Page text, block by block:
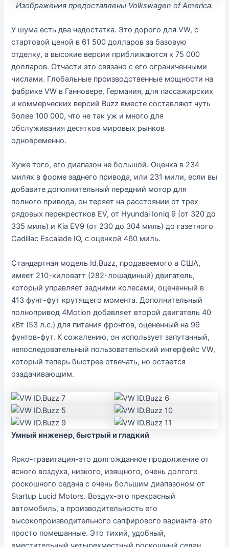
Изображения предоставлены Volkswagen of America.
У шума есть два недостатка. Это дорого для VW, с
стартовой ценой в 61 500 долларов за базовую
отделку, а высокие версии приближаются к 75 000
долларов. Отчасти это связано с его ограниченными
числами. Глобальные производственные мощности на
фабрике VW в Ганновере, Германия, для пассажирских
и коммерческих версий Buzz вместе составляют чуть
более 100 000, что не так уж и много для
обслуживания десятков мировых рынков
одновременно.
Хуже того, его диапазон не большой. Оценка в 234
милях в форме заднего привода, или 231 мили, если вы
добавите дополнительный передний мотор для
полного привода, он теряет на расстоянии от трех
рядовых перекрестков EV, от Hyundai Ioniq 9 (от 320 до
335 миль) и Kia EV9 (от 230 до 304 миль) до газетного
Cadillac Escalade IQ, с оценкой 460 миль.
Стандартная модель Id.Buzz, продаваемого в США,
имеет 210-киловатт (282-лошадиный) двигатель,
который управляет задними колесами, оцененный в
413 фунт-фут крутящего момента. Дополнительный
полнопривод 4Motion добавляет второй двигатель 40
кВт (53 л.с.) для питания фронтов, оцененный на 99
фунтов-фут. К сожалению, он использует запутанный,
непоследовательный пользовательский интерфейс VW,
который теперь быстрее отвечать, но остается
озадачивающим.
Умный инженер, быстрый и гладкий
Ярко-гравитация-это долгожданное продолжение от
ясного воздуха, низкого, изящного, очень долгого
роскошного седана с очень большим диапазоном от
Startup Lucid Motors. Воздух-это прекрасный
автомобиль, а производительность его
высокопроизводительного сапфирового варианта-это
просто помешанные. Это тихий, удобный,